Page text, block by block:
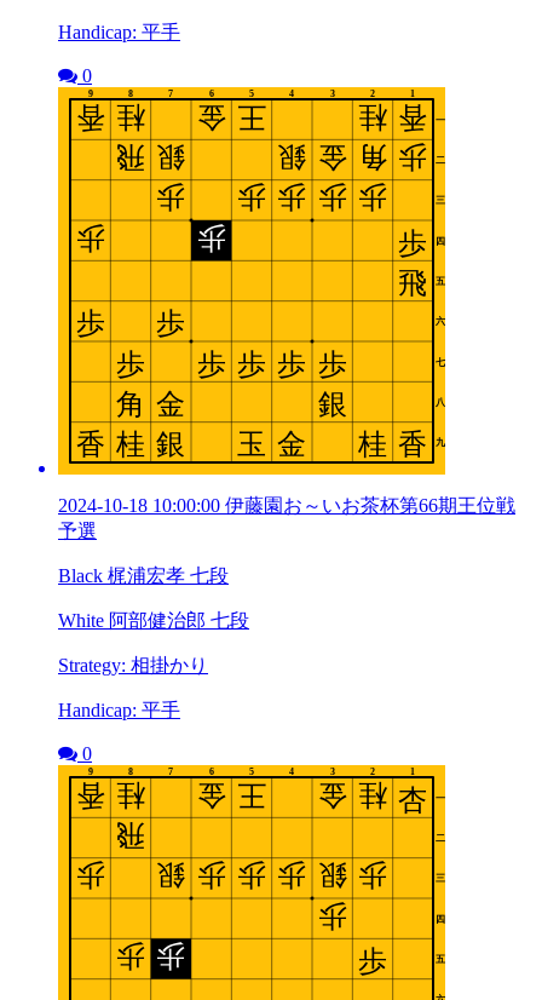
Handicap: 平手
0
2024-10-18 10:00:00 伊藤園お～いお茶杯第66期王位戦
予選
Black 梶浦宏孝 七段
White 阿部健治郎 七段
Strategy: 相掛かり
Handicap: 平手
0